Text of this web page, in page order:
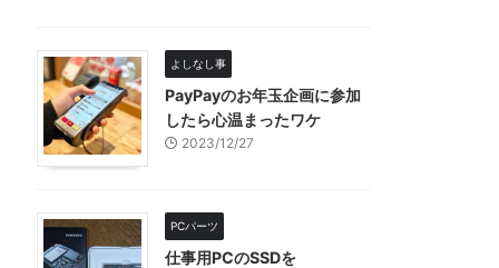
よしなし事
PayPayのお年玉企画に参加
したら心温まったワケ
2023/12/27
PCパーツ
仕事用PCのSSDを